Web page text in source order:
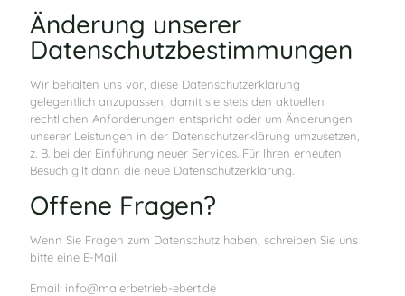
Änderung unserer
Datenschutzbestimmungen
Wir behalten uns vor, diese Datenschutzerklärung
gelegentlich anzupassen, damit sie stets den aktuellen
rechtlichen Anforderungen entspricht oder um Änderungen
unserer Leistungen in der Datenschutzerklärung umzusetzen,
z. B. bei der Einführung neuer Services. Für Ihren erneuten
Besuch gilt dann die neue Datenschutzerklärung.
Offene Fragen?
Wenn Sie Fragen zum Datenschutz haben, schreiben Sie uns
bitte eine E-Mail.
Email: info@malerbetrieb-ebert.de